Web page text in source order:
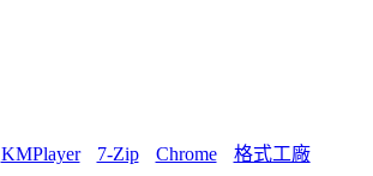
KMPlayer 7-Zip Chrome 格式工廠